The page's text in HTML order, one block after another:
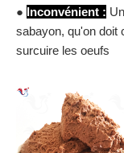
● Inconvénient :
sabayon, qu'on doit
surcuire les oeufs